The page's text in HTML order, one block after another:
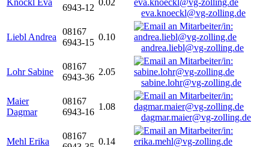
Knöckl Eva
6943-12
0.02
eva.knoeckl@vg-zolling.de
Liebl Andrea
08167
6943-15
0.10
andrea.liebl@vg-zolling.de
Lohr Sabine
08167
6943-36
2.05
sabine.lohr@vg-zolling.de
Maier
Dagmar
08167
6943-16
1.08
dagmar.maier@vg-zolling.de
Mehl Erika
08167
0.14